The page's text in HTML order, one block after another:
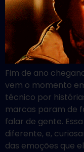
Fim de ano
vem o momento
técnico por
marcas param de
falar de gente.
diferente, e,
das emoções que